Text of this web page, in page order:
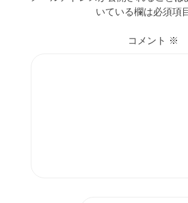
いている欄は必須項
コメント ※